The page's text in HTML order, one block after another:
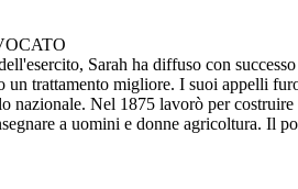
Sarah ha diffuso con successo
un trattamento migliore. I suoi appelli
nazionale. Nel 1875 lavorò per costruire
a uomini e donne agricoltura. Il